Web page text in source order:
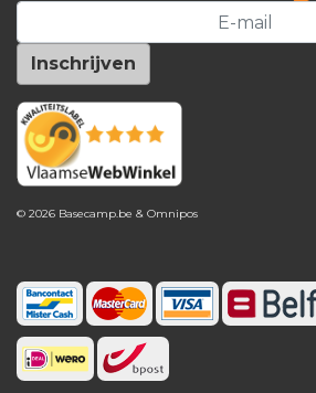
© 2026 Basecamp.be & Omnipos